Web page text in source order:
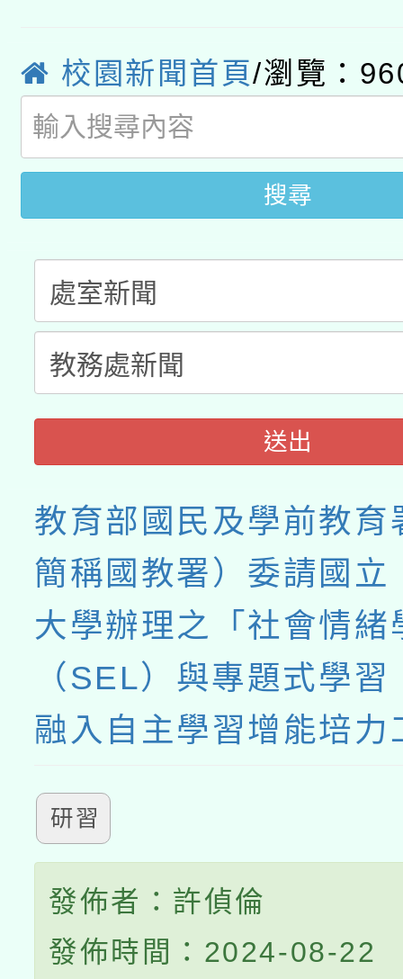
用水績優單位及節水達
動」
桃園市孔廟祈福系列
開 智慧啟航」
2026年桃園地景藝術
校園新聞首頁/瀏覽：
搜尋
送出
教育部國民及學前教育
簡稱國教署）委請國立
大學辦理之「社會情緒
（SEL）與專題式學
融入自主學習增能培力
研習
發佈者：許偵倫
發佈時間：2024-08-22